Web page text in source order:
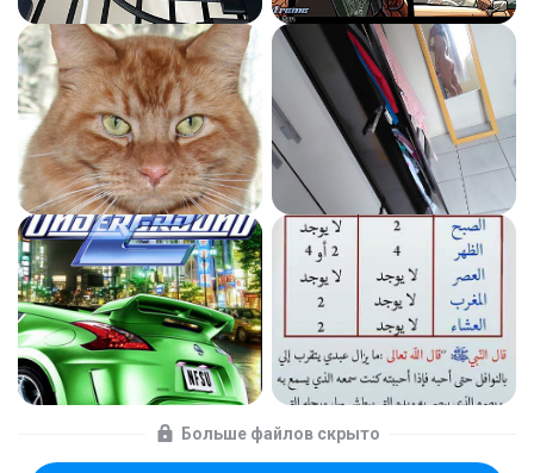
Больше файлов скрыто